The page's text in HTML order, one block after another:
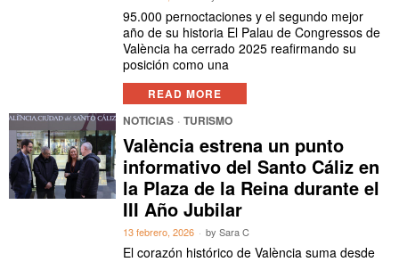
95.000 pernoctaciones y el segundo mejor
año de su historia El Palau de Congressos de
València ha cerrado 2025 reafirmando su
posición como una
READ MORE
NOTICIAS · TURISMO
València estrena un punto
informativo del Santo Cáliz en
la Plaza de la Reina durante el
III Año Jubilar
13 febrero, 2026 bySara C
El corazón histórico de València suma desde